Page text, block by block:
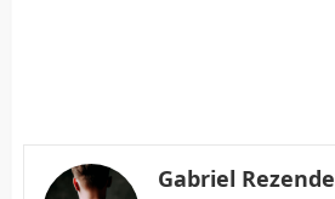
Gabriel Rezende